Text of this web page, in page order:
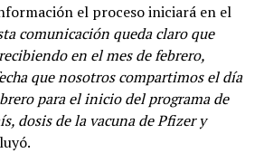
el proceso iniciará en el
comunicación queda claro que
en el mes de febrero,
que nosotros compartimos el día
para el inicio del programa de
dosis de la vacuna de Pfizer y